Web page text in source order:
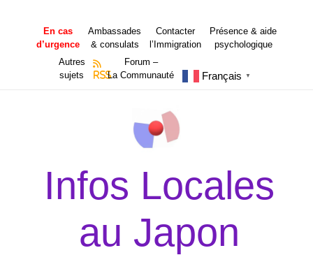
contenu
En cas
d’urgence
Ambassades
& consulats
Contacter
l’Immigration
Présence & aide
psychologique
Autres
sujets
RSS
Forum –
La Communauté
Français ▼
Infos Locales
au Japon